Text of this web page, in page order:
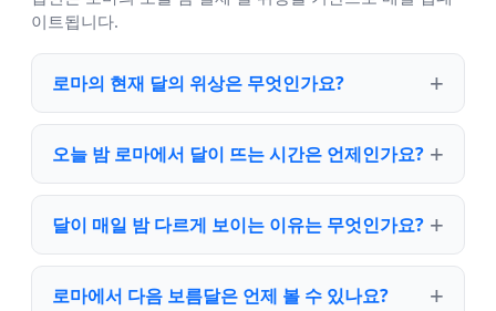
이트됩니다.
로마의 현재 달의 위상은 무엇인가요?
오늘 밤 로마에서 달이 뜨는 시간은 언제인가요?
달이 매일 밤 다르게 보이는 이유는 무엇인가요?
로마에서 다음 보름달은 언제 볼 수 있나요?